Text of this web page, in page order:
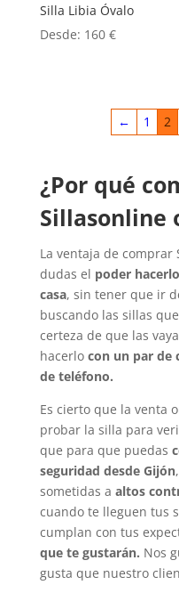
Silla Libia Óvalo
Desde: 160 €
← 1 2
¿Por qué
Sillasonline
La ventaja de comprar
dudas el poder
casa, sin tener que ir
buscando las sillas
certeza de que las
hacerlo con un par de
de teléfono.
Es cierto que la venta
probar la silla para
que para que puedas
seguridad desde Gijón
sometidas a altos
cuando te lleguen tus
cumplan con tus
que te gustarán. Nos
gusta que nuestro